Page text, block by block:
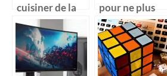
cuisiner de la
paella en masse
pour recevoir
ses amis ?
pour ne plus
craindre la
chaleur